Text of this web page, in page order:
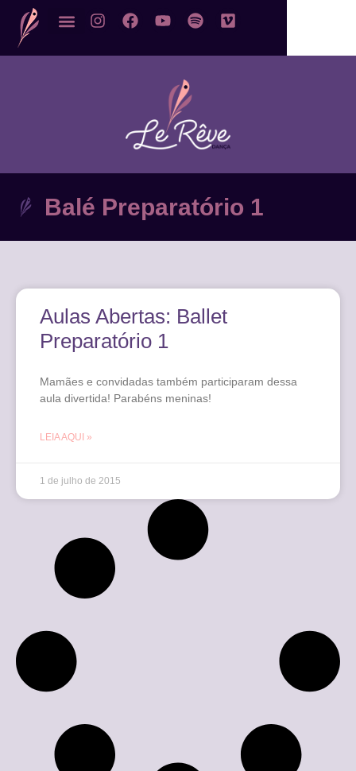
Balé Preparatório 1
Aulas Abertas: Ballet
Preparatório 1
Mamães e convidadas também participaram dessa
aula divertida! Parabéns meninas!
LEIA AQUI »
1 de julho de 2015